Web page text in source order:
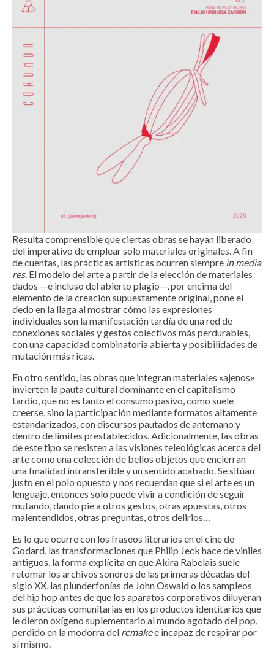
Resulta comprensible que ciertas obras se hayan liberado
del imperativo de emplear solo materiales originales. A fin
de cuentas, las prácticas artísticas ocurren siempre in media
res. El modelo del arte a partir de la elección de materiales
dados —e incluso del abierto plagio—, por encima del
elemento de la creación supuestamente original, pone el
dedo en la llaga al mostrar cómo las expresiones
individuales son la manifestación tardía de una red de
conexiones sociales y gestos colectivos más perdurables,
con una capacidad combinatoria abierta y posibilidades de
mutación más ricas.
En otro sentido, las obras que integran materiales «ajenos»
invierten la pauta cultural dominante en el capitalismo
tardío, que no es tanto el consumo pasivo, como suele
creerse, sino la participación mediante formatos altamente
estandarizados, con discursos pautados de antemano y
dentro de límites prestablecidos. Adicionalmente, las obras
de este tipo se resisten a las visiones teleológicas acerca del
arte como una colección de bellos objetos que encierran
una finalidad intransferible y un sentido acabado. Se sitúan
justo en el polo opuesto y nos recuerdan que si el arte es un
lenguaje, entonces solo puede vivir a condición de seguir
mutando, dando pie a otros gestos, otras apuestas, otros
malentendidos, otras preguntas, otros delirios…
Es lo que ocurre con los fraseos literarios en el cine de
Godard, las transformaciones que Philip Jeck hace de viniles
antiguos, la forma explícita en que Akira Rabelais suele
retomar los archivos sonoros de las primeras décadas del
siglo XX, las plunderfonías de John Oswald o los sampleos
del hip hop antes de que los aparatos corporativos diluyeran
sus prácticas comunitarias en los productos identitarios que
le dieron oxígeno suplementario al mundo agotado del pop,
perdido en la modorra del remakee incapaz de respirar por
sí mismo.